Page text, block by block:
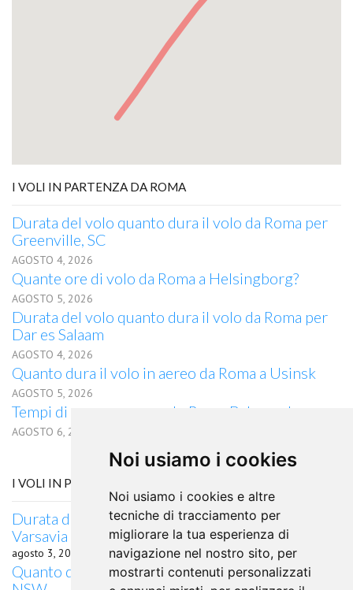
Noi usiamo i cookies
Noi usiamo i cookies e altre
tecniche di tracciamento per
migliorare la tua esperienza di
navigazione nel nostro sito, per
mostrarti contenuti personalizzati
I VOLI IN PARTENZA DA ROMA
Durata del volo quanto dura il volo da Roma per
Greenville, SC
AGOSTO 4, 2026
Quante ore di volo da Roma a Helsingborg?
AGOSTO 5, 2026
Durata del volo quanto dura il volo da Roma per
Dar es Salaam
AGOSTO 4, 2026
Quanto dura il volo in aereo da Roma a Usinsk
AGOSTO 5, 2026
Tempi di percorrenza volo Roma Belgorod
AGOSTO 6, 2026
I VOLI IN PARTENZA DA VITORIA
Durata del volo quanto dura il volo da Vitoria per
Varsavia
agosto 3, 2026
Quanto dura il volo in aereo da Vitoria a Albury,